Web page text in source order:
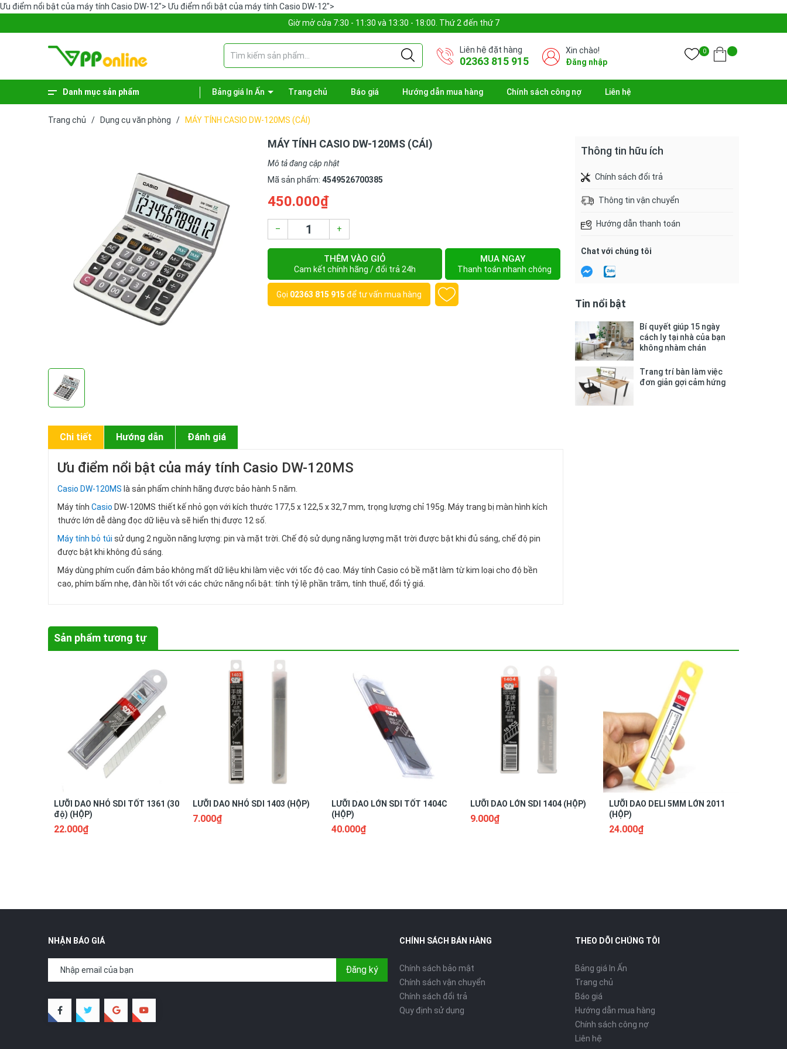
Ưu điểm nổi bật của máy tính Casio DW-12"> Ưu điểm nổi bật của máy tính Casio DW-12">
Giờ mở cửa 7:30 - 11:30 và 13:30 - 18:00. Thứ 2 đến thứ 7
Liên hệ đặt hàng
02363 815 915
Xin chào!
Đăng nhập
0
Danh mục sản phẩm Bảng giá In Ấn Trang chủ Báo giá Hướng dẫn mua hàng Chính sách công nợ Liên hệ
Trang chủ / Dụng cụ văn phòng / MÁY TÍNH CASIO DW-120MS (CÁI)
MÁY TÍNH CASIO DW-120MS (CÁI)
Mô tả đang cập nhật
Mã sản phẩm: 4549526700385
450.000₫
– +
THÊM VÀO GIỎ
Cam kết chính hãng / đổi trả 24h
MUA NGAY
Thanh toán nhanh chóng
Gọi 02363 815 915 để tư vấn mua hàng
Chi tiết Hướng dẫn Đánh giá
Ưu điểm nổi bật của máy tính Casio DW-120MS
Casio DW-120MS là sản phẩm chính hãng được bảo hành 5 năm.
Máy tính Casio DW-120MS thiết kế nhỏ gọn với kích thước 177,5 x 122,5 x 32,7 mm, trọng lượng chỉ 195g. Máy trang bị màn hình kích
thước lớn dễ dàng đọc dữ liệu và sẽ hiển thị được 12 số.
Máy tính bỏ túi sử dụng 2 nguồn năng lượng: pin và mặt trời. Chế độ sử dụng năng lượng mặt trời được bật khi đủ sáng, chế độ pin
được bật khi không đủ sáng.
Máy dùng phím cuốn đảm bảo không mất dữ liệu khi làm việc với tốc độ cao. Máy tính Casio có bề mặt làm từ kim loại cho độ bền
cao, phím bấm nhẹ, đàn hồi tốt với các chức năng nổi bật: tính tỷ lệ phần trăm, tính thuế, đổi tỷ giá.
Thông tin hữu ích
Chính sách đổi trả
Thông tin vận chuyển
Hướng dẫn thanh toán
Chat với chúng tôi
Tin nổi bật
Bí quyết giúp 15 ngày
cách ly tại nhà của bạn
không nhàm chán
Trang trí bàn làm việc
đơn giản gợi cảm hứng
Sản phẩm tương tự
LƯỠI DAO NHỎ SDI TỐT 1361 (30
độ) (HỘP)
22.000₫
LƯỠI DAO NHỎ SDI 1403 (HỘP)
7.000₫
LƯỠI DAO LỚN SDI TỐT 1404C
(HỘP)
40.000₫
LƯỠI DAO LỚN SDI 1404 (HỘP)
9.000₫
LƯỠI DAO DELI 5MM LỚN 2011
(HỘP)
24.000₫
NHẬN BÁO GIÁ
Đăng ký
CHÍNH SÁCH BÁN HÀNG
Chính sách bảo mật
Chính sách vận chuyển
Chính sách đổi trả
Quy định sử dụng
THEO DÕI CHÚNG TÔI
Bảng giá In Ấn
Trang chủ
Báo giá
Hướng dẫn mua hàng
Chính sách công nợ
Liên hệ